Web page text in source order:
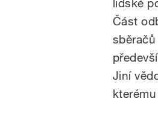
lidské
Část
Jiní